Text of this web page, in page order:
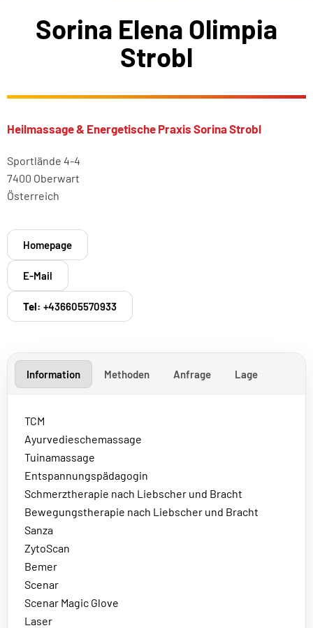
Sorina Elena Olimpia
Strobl
Heilmassage & Energetische Praxis Sorina Strobl
Sportlände 4-4
7400 Oberwart
Österreich
Homepage
E-Mail
Tel: +436605570933
Information Methoden Anfrage Lage
TCM
Ayurvedieschemassage
Tuinamassage
Entspannungspädagogin
Schmerztherapie nach Liebscher und Bracht
Bewegungstherapie nach Liebscher und Bracht
Sanza
ZytoScan
Bemer
Scenar
Scenar Magic Glove
Laser